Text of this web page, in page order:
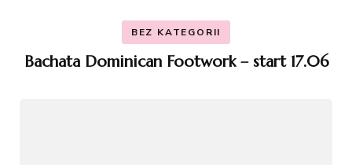
BEZ KATEGORII
Bachata Dominican Footwork – start 17.06